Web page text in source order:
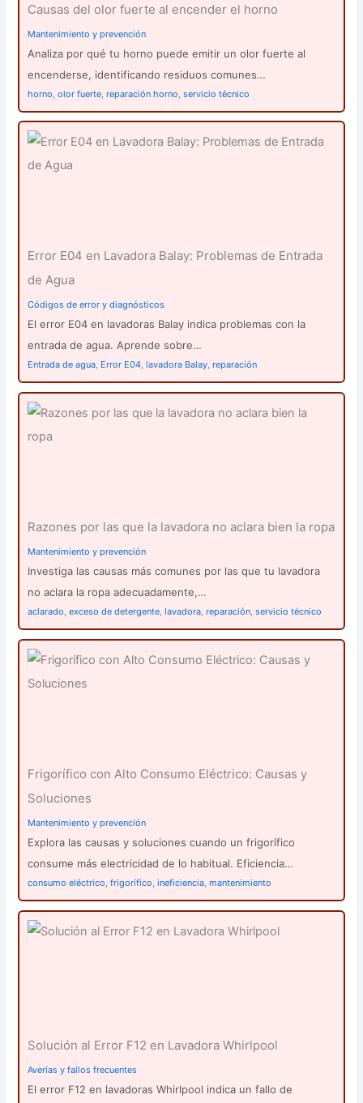
Causas del olor fuerte al encender el horno
Mantenimiento y prevención
Analiza por qué tu horno puede emitir un olor fuerte al
encenderse, identificando residuos comunes…
horno ,olor fuerte ,reparación horno ,servicio técnico
Error E04 en Lavadora Balay: Problemas de Entrada
de Agua
Códigos de error y diagnósticos
El error E04 en lavadoras Balay indica problemas con la
entrada de agua. Aprende sobre…
Entrada de agua, Error E04,lavadora Balay,reparación
Razones por las que la lavadora no aclara bien la ropa
Mantenimiento y prevención
Investiga las causas más comunes por las que tu lavadora
no aclara la ropa adecuadamente,…
aclarado,exceso de detergente,lavadora,reparación,servicio técnico
Frigorífico con Alto Consumo Eléctrico: Causas y
Soluciones
Mantenimiento y prevención
Explora las causas y soluciones cuando un frigorífico
consume más electricidad de lo habitual. Eficiencia…
consumo eléctrico,frigorífico,ineficiencia,mantenimiento
Solución al Error F12 en Lavadora Whirlpool
Averías y fallos frecuentes
El error F12 en lavadoras Whirlpool indica un fallo de